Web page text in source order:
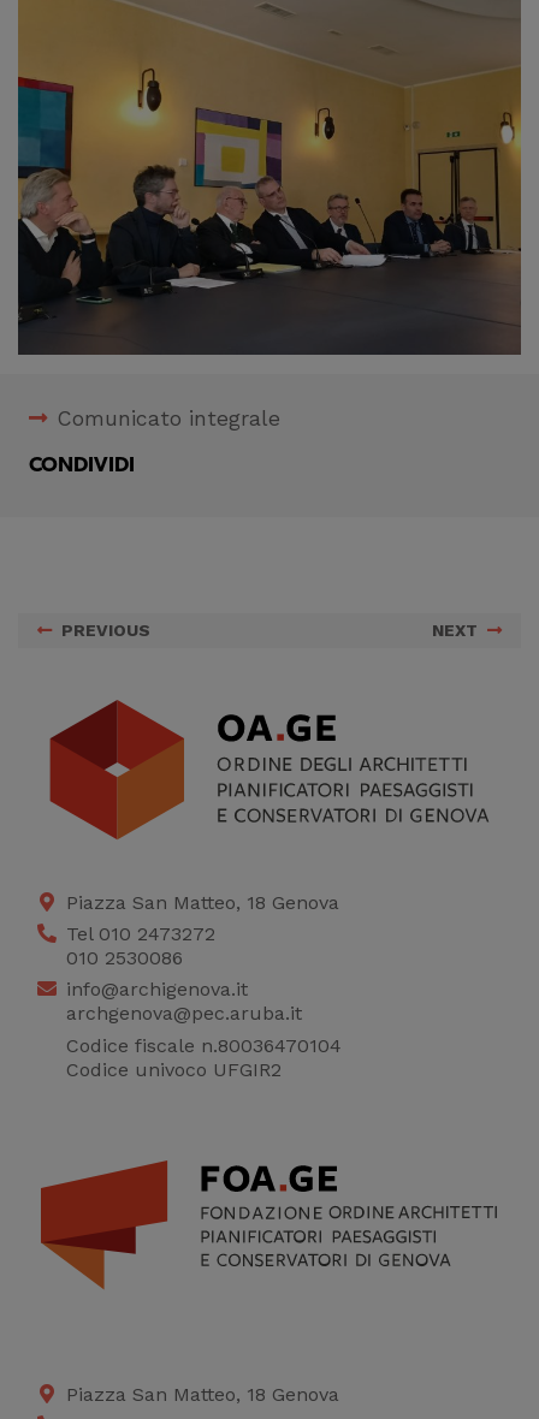
Comunicato integrale
CONDIVIDI
PREVIOUS NEXT
Piazza San Matteo, 18 Genova
Tel 010 2473272
010 2530086
info@archigenova.it
archgenova@pec.aruba.it
Codice fiscale n.80036470104
Codice univoco UFGIR2
Piazza San Matteo, 18 Genova